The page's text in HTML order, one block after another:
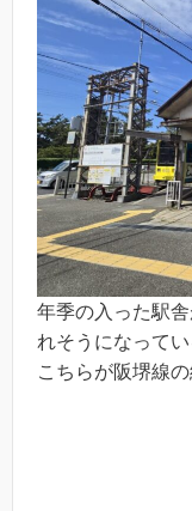
年季の入った駅
れそうになって
こちらが阪堺線